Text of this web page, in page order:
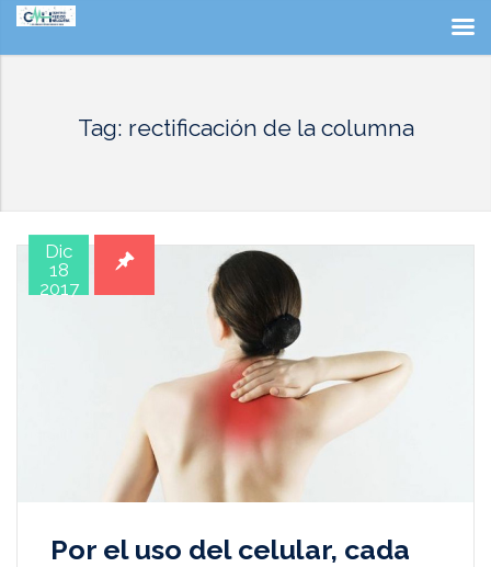
Tag: rectificación de la columna
Dic
18
2017
Por el uso del celular, cada